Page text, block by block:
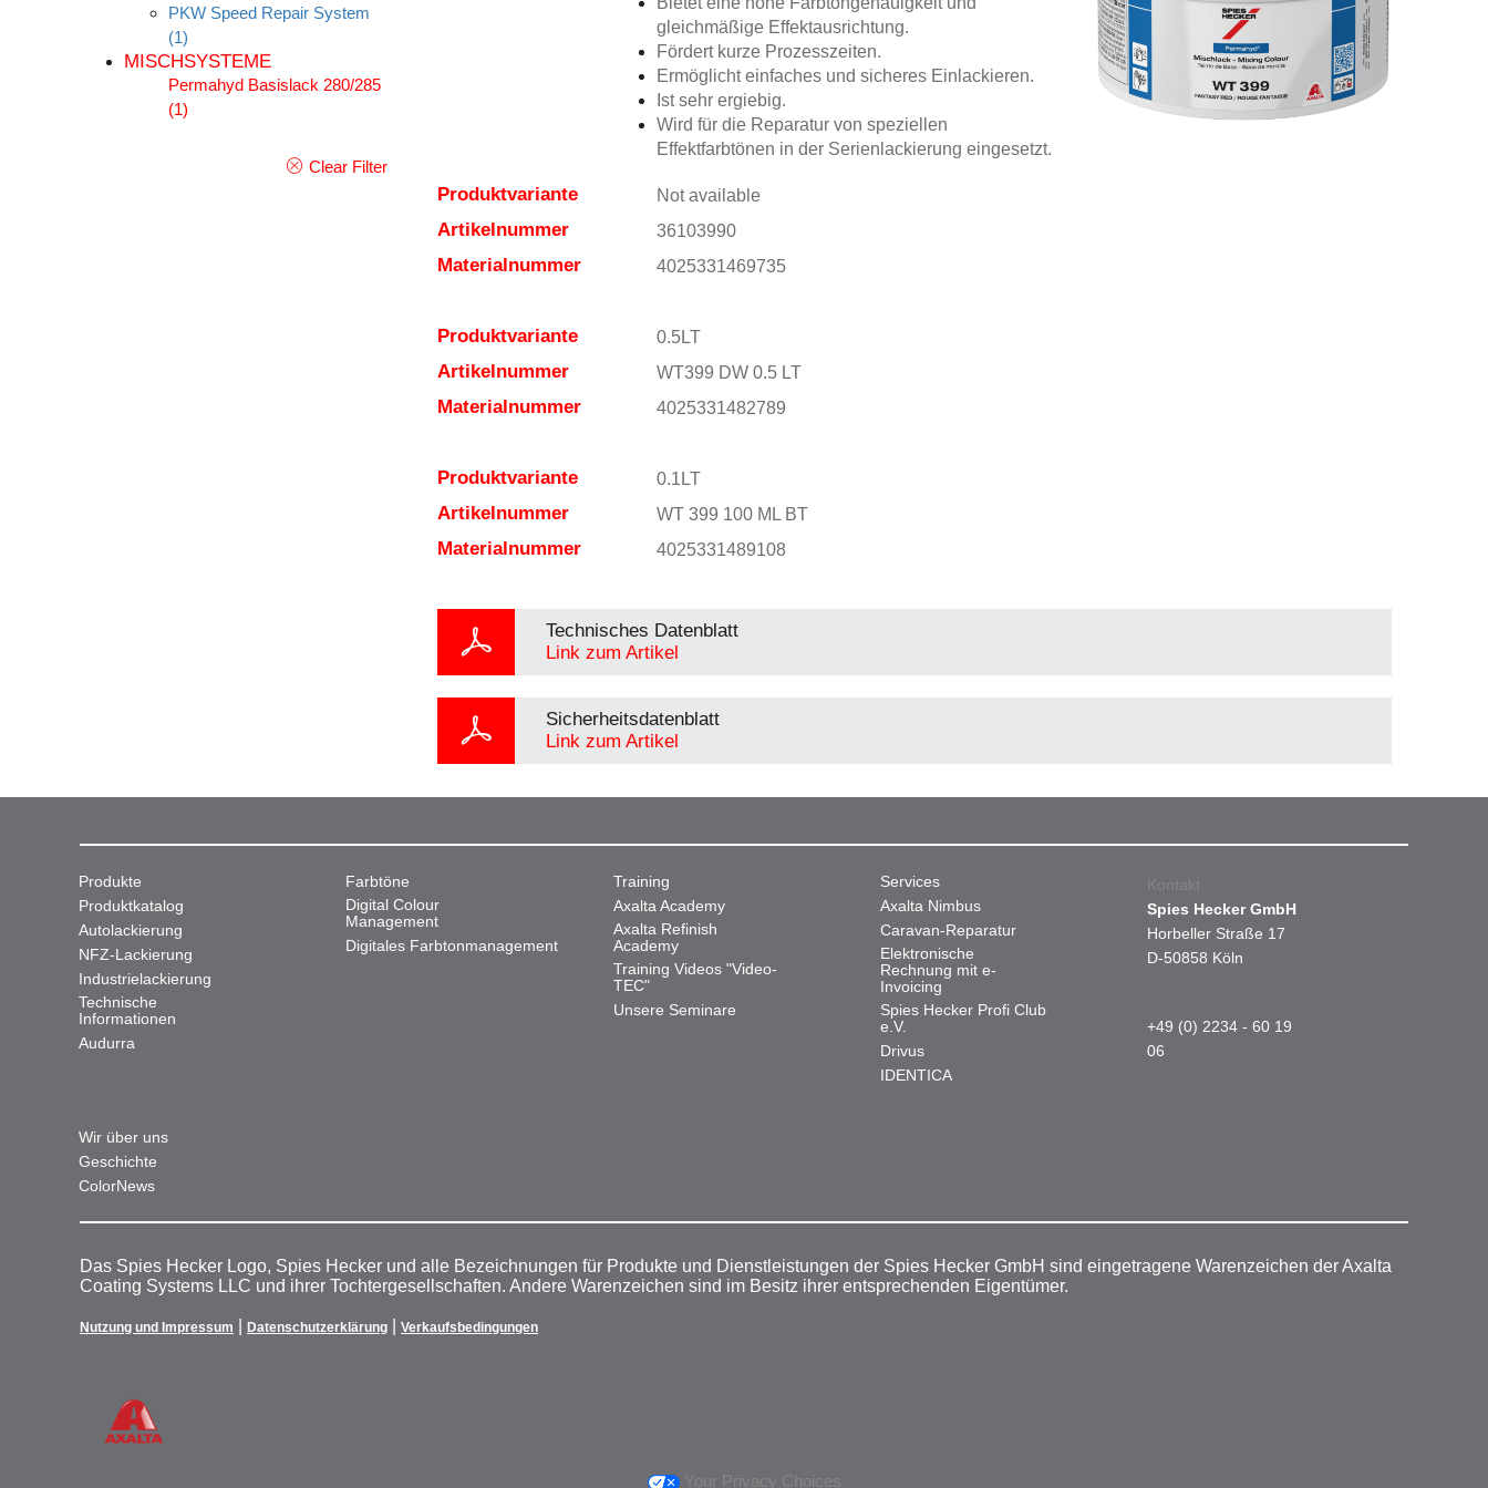
PKW Speed Repair System
(1)
MISCHSYSTEME
Permahyd Basislack 280/285
(1)
Clear Filter
gleichmäßige Effektausrichtung.
Fördert kurze Prozesszeiten.
Ermöglicht einfaches und sicheres Einlackieren.
Ist sehr ergiebig.
Wird für die Reparatur von speziellen
Effektfarbtönen in der Serienlackierung eingesetzt.
Produktvariante Not available
Artikelnummer 36103990
Materialnummer 4025331469735
Produktvariante 0.5LT
Artikelnummer WT399 DW 0.5 LT
Materialnummer 4025331482789
Produktvariante 0.1LT
Artikelnummer WT 399 100 ML BT
Materialnummer 4025331489108
Technisches Datenblatt
Link zum Artikel
Sicherheitsdatenblatt
Link zum Artikel
Produkte
Produktkatalog
Autolackierung
NFZ-Lackierung
Industrielackierung
Technische
Informationen
Audurra
Farbtöne
Digital Colour
Management
Digitales Farbtonmanagement
Training
Axalta Academy
Axalta Refinish
Academy
Training Videos "Video-
TEC"
Unsere Seminare
Services
Axalta Nimbus
Caravan-Reparatur
Elektronische
Rechnung mit e-
Invoicing
Spies Hecker Profi Club
e.V.
Drivus
IDENTICA
Wir über uns
Geschichte
ColorNews
Kontakt
Spies Hecker GmbH
Horbeller Straße 17
D-50858 Köln
+49 (0) 2234 - 60 19
06
Das Spies Hecker Logo, Spies Hecker und alle Bezeichnungen für Produkte und Dienstleistungen der Spies Hecker GmbH sind eingetragene Warenzeichen der Axalta
Coating Systems LLC und ihrer Tochtergesellschaften. Andere Warenzeichen sind im Besitz ihrer entsprechenden Eigentümer.
Nutzung und Impressum Datenschutzerklärung Verkaufsbedingungen
Your Privacy Choices